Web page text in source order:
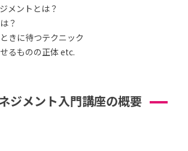
メントとは？
？
きに待つテクニック
るものの正体 etc.
ジメント入門講座の概要